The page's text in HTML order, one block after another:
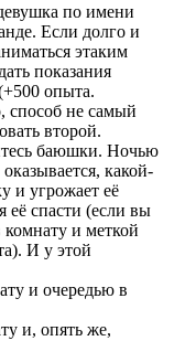
по имени
Если долго и
этаким
показания
опыта.
способ не самый
второй.
баюшки. Ночью
какой-
и угрожает её
её спасти (если вы
и меткой
И у этой
и очередью в
и, опять же,